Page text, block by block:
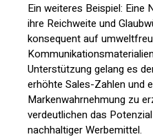
Ein weiteres Beispiel: Eine
ihre Reichweite und
konsequent auf
Unterstützung gelang es
erhöhte Sales-Zahlen und
Markenwahrnehmung zu
verdeutlichen das
nachhaltiger Werbemittel.